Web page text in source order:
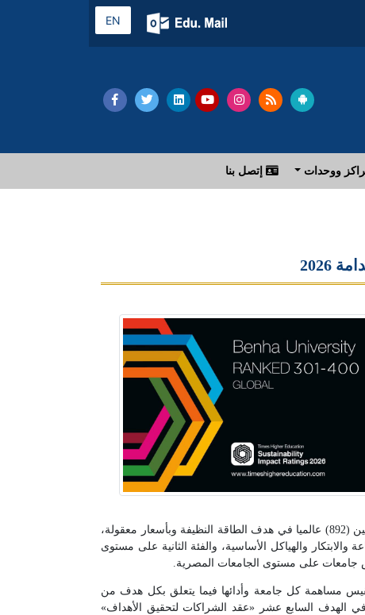
EN
ووحدات إتصل بنا
على الجوع من بين (731) جامعة عالميا ومن بين أفضل ثلاث جامعات على المستوى المحلي، كما حققت الفئة (101–200) عالميًا من بين (892) عالميا في هدف الطاقة النظيفة وبأسعار معقولة،
إلى جانب حصولها على الفئة (201–300) عالميًا من بين (826) في هدف الصناعة والابتكار والهياكل الأساسية، والفئة الثانية على مستوى
مساهمة كل جامعة وأدائها فيما يتعلق بكل هدف من
في الهدف السابع عشر «عقد الشراكات لتحقيق الأهداف»